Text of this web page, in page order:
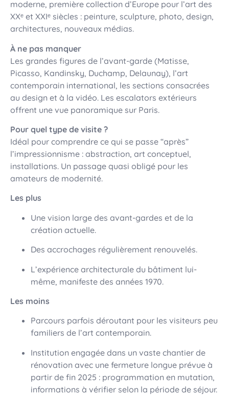
moderne, première collection d’Europe pour l’art des
XXᵉ et XXIᵉ siècles : peinture, sculpture, photo, design,
architectures, nouveaux médias.
À ne pas manquer
Les grandes figures de l’avant-garde (Matisse,
Picasso, Kandinsky, Duchamp, Delaunay), l’art
contemporain international, les sections consacrées
au design et à la vidéo. Les escalators extérieurs
offrent une vue panoramique sur Paris.
Pour quel type de visite ?
Idéal pour comprendre ce qui se passe “après”
l’impressionnisme : abstraction, art conceptuel,
installations. Un passage quasi obligé pour les
amateurs de modernité.
Les plus
Une vision large des avant-gardes et de la
création actuelle.
Des accrochages régulièrement renouvelés.
L’expérience architecturale du bâtiment lui-
même, manifeste des années 1970.
Les moins
Parcours parfois déroutant pour les visiteurs peu
familiers de l’art contemporain.
Institution engagée dans un vaste chantier de
rénovation avec une fermeture longue prévue à
partir de fin 2025 : programmation en mutation,
informations à vérifier selon la période de séjour.